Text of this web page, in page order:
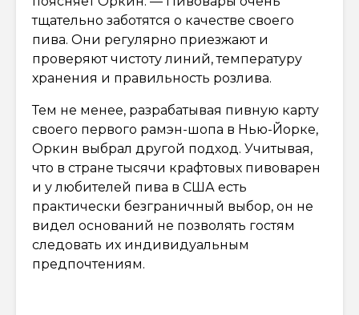
тщательно заботятся о качестве своего
пива. Они регулярно приезжают и
проверяют чистоту линий, температуру
хранения и правильность розлива.
Тем не менее, разрабатывая пивную карту
своего первого рамэн-шопа в Нью-Йорке,
Оркин выбрал другой подход. Учитывая,
что в стране тысячи крафтовых пивоварен
и у любителей пива в США есть
практически безграничный выбор, он не
видел оснований не позволять гостям
следовать их индивидуальным
предпочтениям.